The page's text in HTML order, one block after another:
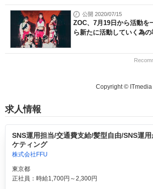
公開 2020/07/15
ZOC、7月19日から活動
ら新たに活動していく為
Copyright ©
求人情報
SNS運用担当/交通費支給/髪型自由/SNS運
ケティング
株式会社FFU
東京都
正社員：時給1,700円～2,300円